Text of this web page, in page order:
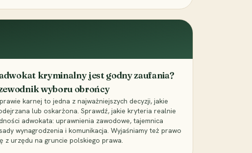
kryminalny jest godny zaufania?
wyboru obrońcy
karnej to jedna z najważniejszych decyzji, jakie
lub oskarżona. Sprawdź, jakie kryteria realnie
adwokata: uprawnienia zawodowe, tajemnica
wynagrodzenia i komunikacja. Wyjaśniamy też prawo
z urzędu na gruncie polskiego prawa.